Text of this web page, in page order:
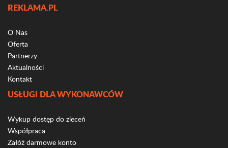
REKLAMA.PL
O Nas
Oferta
Partnerzy
Aktualności
Kontakt
USŁUGI DLA WYKONAWCÓW
Wykup dostęp do zleceń
Współpraca
Załóż darmowe konto